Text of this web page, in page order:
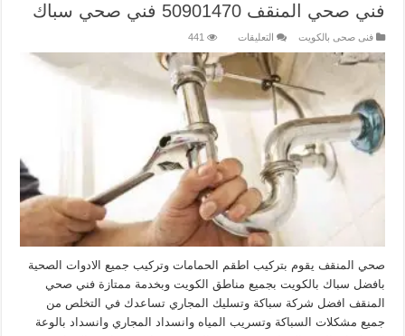
فني صحي المنقف 50901470 فني صحي سباك
فنى صحى بالكويت التعليقات
صحي
المنقف
50901470
فني
مغلقة
441
صحي المنقف يقوم بتركيب اطقم الحمامات وتركيب جميع الادوات الصحية
بافضل سباك بالكويت بجميع مناطق الكويت وبخدمة ممتازة فني صحي
المنقف افضل شركة سباكة وتسليك المجاري تساعدك في التخلص من
جميع مشكلات السباكة وتسريب المياه وانسداد المجاري وانسداد بالوعة